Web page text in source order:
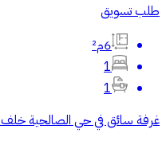
طلب تسويق
6م²
1
1
غرفة سائق في حي الصالحية خلف